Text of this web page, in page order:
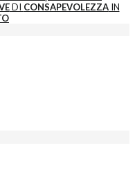
DI CONSAPEVOLEZZAIN